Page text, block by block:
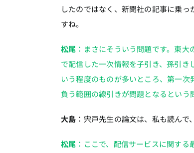
したのではなく、新聞社の記事に乗
すね。
松尾 ：まさにそういう問題です。東
で配信した一次情報を子引き、孫引
いう程度のものが多いところ、第一
負う範囲の線引きが問題となるという
大島 ：宍戸先生の論文は、私も読んで
松尾 ：ここで、配信サービスに関す